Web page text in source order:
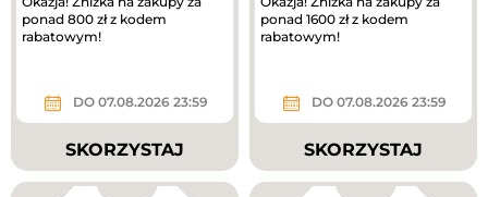
ponad 800 zł z kodem
rabatowym!
DO 07.08.2026 23:59
SKORZYSTAJ
ponad 1600 zł z kodem
rabatowym!
DO 07.08.2026 23:59
SKORZYSTAJ